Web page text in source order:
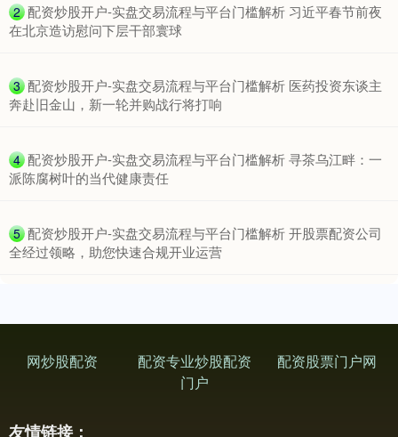
2 ​配资炒股开户-实盘交易流程与平台门槛解析 习近平春节前夜
在北京造访慰问下层干部寰球
3 ​配资炒股开户-实盘交易流程与平台门槛解析 医药投资东谈主
奔赴旧金山，新一轮并购战行将打响
4 ​配资炒股开户-实盘交易流程与平台门槛解析 寻茶乌江畔：一
派陈腐树叶的当代健康责任
5 ​配资炒股开户-实盘交易流程与平台门槛解析 开股票配资公司
全经过领略，助您快速合规开业运营
网炒股配资
配资专业炒股配资
门户
配资股票门户网
友情链接：